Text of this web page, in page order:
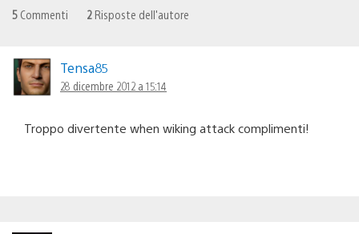
5 Commenti 2 Risposte dell'autore
Tensa85
28 dicembre 2012 a 15:14
Troppo divertente when wiking attack complimenti!